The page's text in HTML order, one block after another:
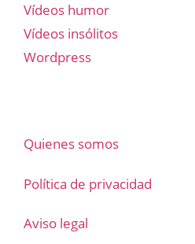
Vídeos humor
Vídeos insólitos
Wordpress
Quienes somos
Política de privacidad
Aviso legal